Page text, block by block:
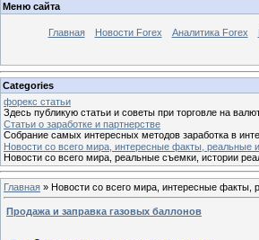
Меню сайта
Главная Новости Forex Аналитика Forex
Categories
форекс статьи
Здесь публикую статьи и советы при торговле на
Статьи о заработке и партнерстве
Собрание самых интересных методов заработка в
Новости со всего мира, интересные факты, реальные
Новости со всего мира, реальные съемки, истории
Главная » Новости со всего мира, интересные факты,
Продажа и заправка газовых баллонов